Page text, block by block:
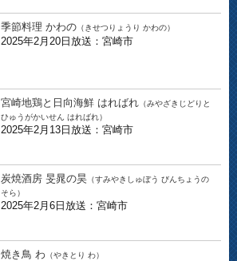
季節料理 かわの （きせつりょうり かわの）
2025年2月20日放送：宮崎市
宮崎地鶏と日向海鮮 はればれ （みやざきじどりと
ひゅうがかいせん はればれ）
2025年2月13日放送：宮崎市
炭焼酒房 旻晁の昊 （すみやきしゅぼう びんちょうの
そら）
2025年2月6日放送：宮崎市
焼き鳥 わ （やきとり わ）